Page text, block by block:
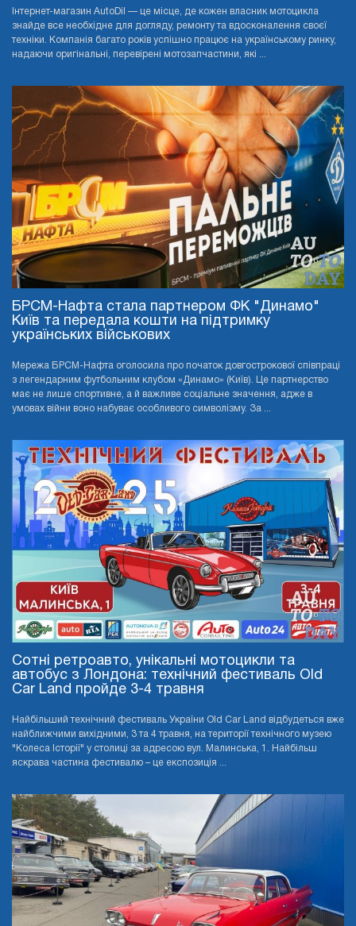
Інтернет-магазин AutoDil — це місце, де кожен власник мотоцикла
знайде все необхідне для догляду, ремонту та вдосконалення своєї
техніки. Компанія багато років успішно працює на українському ринку,
надаючи оригінальні, перевірені мотозапчастини, які ...
БРСМ-Нафта стала партнером ФК "Динамо"
Київ та передала кошти на підтримку
українських військових
Мережа БРСМ-Нафта оголосила про початок довгострокової співпраці
з легендарним футбольним клубом «Динамо» (Київ). Це партнерство
має не лише спортивне, а й важливе соціальне значення, адже в
умовах війни воно набуває особливого символізму. За ...
Сотні ретроавто, унікальні мотоцикли та
автобус з Лондона: технічний фестиваль Old
Car Land пройде 3-4 травня
Найбільший технічний фестиваль України Old Car Land відбудеться вже
найближчими вихідними, 3 та 4 травня, на території технічного музею
"Колеса Історії" у столиці за адресою вул. Малинська, 1. Найбільш
яскрава частина фестивалю – це експозиція ...